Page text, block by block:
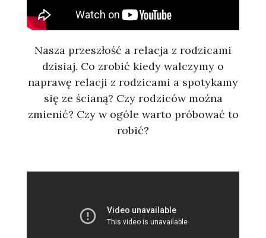
Nasza przeszłość a relacja z rodzicami
dzisiaj. Co zrobić kiedy walczymy o
naprawę relacji z rodzicami a spotykamy
się ze ścianą? Czy rodziców można
zmienić? Czy w ogóle warto próbować to
robić?